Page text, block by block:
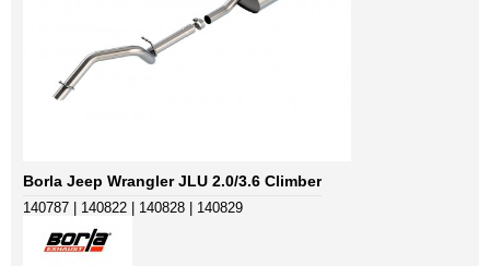
Borla Jeep Wrangler JLU 2.0/3.6 Climber
140787 | 140822 | 140828 | 140829